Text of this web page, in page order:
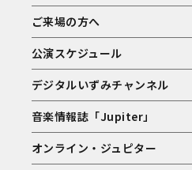
ご来場の方へ
公演スケジュール
デジタルいずみチャンネル
音楽情報誌「Jupiter」
オンライン・ジュピター